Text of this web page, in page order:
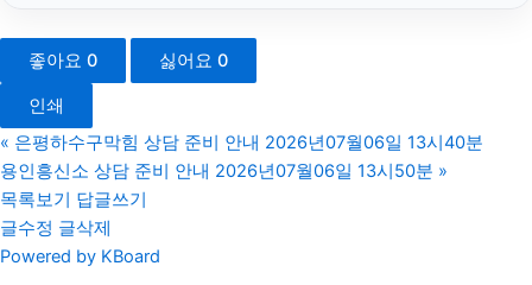
수원이혼변호사
주택담보대출
좋아요 0 싫어요 0
인쇄
« 은평하수구막힘 상담 준비 안내 2026년07월06일 13시40분
용인흥신소 상담 준비 안내 2026년07월06일 13시50분 »
목록보기
답글쓰기
글수정 글삭제
Powered by KBoard